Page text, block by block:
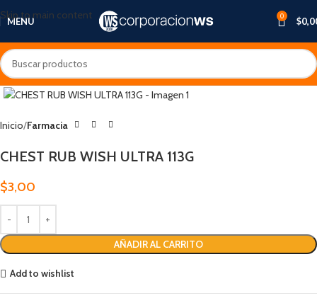
Skip to main content
MENU 0 $
Inicio Farmacia
CHEST RUB WISH ULTRA 113G
$3,00
AÑADIR AL CARRITO
Add to wishlist